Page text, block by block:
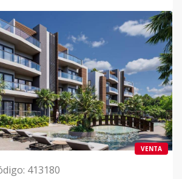
VENTA
: 413180